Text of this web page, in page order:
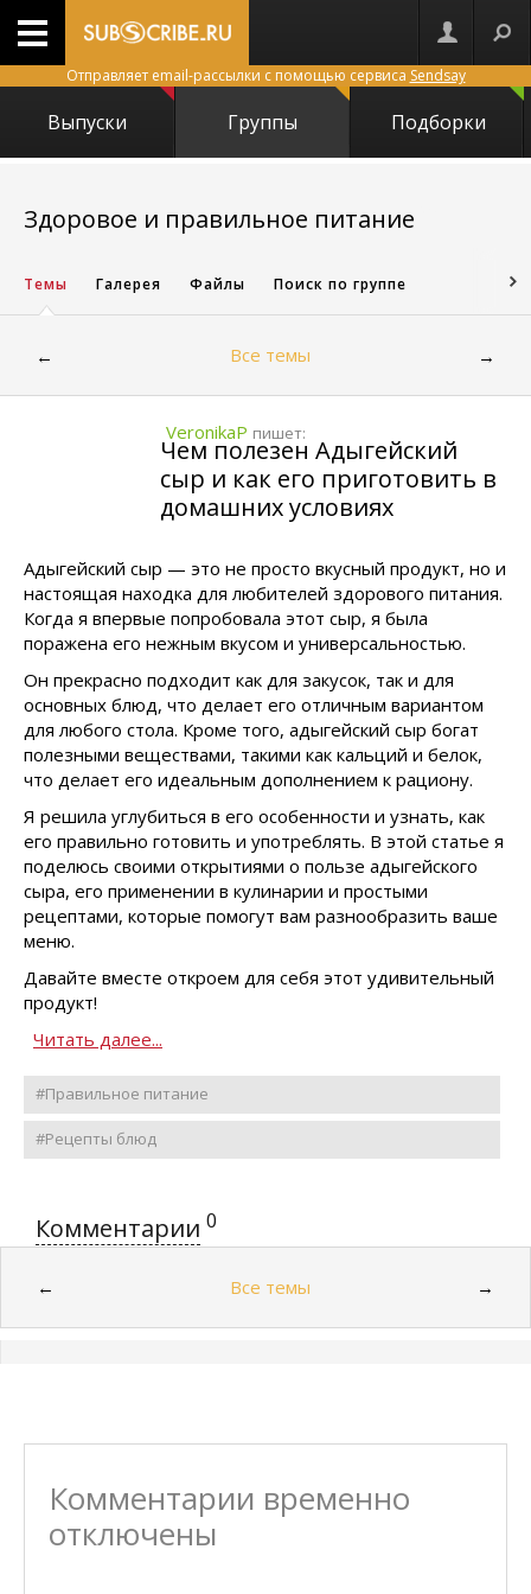
Отправляет email-рассылки с помощью сервиса Sendsay
Выпуски Группы Подборки
Здоровое и правильное питание
Темы Галерея Файлы Поиск по группе
← Все темы →
VeronikaP пишет:
Чем полезен Адыгейский
сыр и как его приготовить в
домашних условиях
Адыгейский сыр — это не просто вкусный продукт, но и
настоящая находка для любителей здорового питания.
Когда я впервые попробовала этот сыр, я была
поражена его нежным вкусом и универсальностью.
Он прекрасно подходит как для закусок, так и для
основных блюд, что делает его отличным вариантом
для любого стола. Кроме того, адыгейский сыр богат
полезными веществами, такими как кальций и белок,
что делает его идеальным дополнением к рациону.
Я решила углубиться в его особенности и узнать, как
его правильно готовить и употреблять. В этой статье я
поделюсь своими открытиями о пользе адыгейского
сыра, его применении в кулинарии и простыми
рецептами, которые помогут вам разнообразить ваше
меню.
Давайте вместе откроем для себя этот удивительный
продукт!
Читать далее...
#Правильное питание
#Рецепты блюд
Комментарии 0
← Все темы →
Комментарии временно
отключены